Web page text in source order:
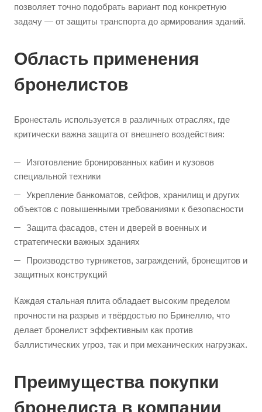
позволяет точно подобрать вариант под конкретную
задачу — от защиты транспорта до армирования зданий.
Область применения
бронелистов
Бронесталь используется в различных отраслях, где
критически важна защита от внешнего воздействия:
Изготовление бронированных кабин и кузовов
специальной техники
Укрепление банкоматов, сейфов, хранилищ и других
объектов с повышенными требованиями к безопасности
Защита фасадов, стен и дверей в военных и
стратегически важных зданиях
Производство турникетов, заграждений, бронещитов и
защитных конструкций
Каждая стальная плита обладает высоким пределом
прочности на разрыв и твёрдостью по Бринеллю, что
делает бронелист эффективным как против
баллистических угроз, так и при механических нагрузках.
Преимущества покупки
бронелиста в компании